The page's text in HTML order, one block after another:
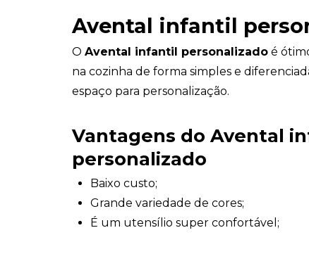
Avental infantil
O Avental infantil personalizado é
na cozinha de forma simples e
espaço para personalização.
Vantagens do Avental
personalizado
Baixo custo;
Grande variedade de cores;
É um utensílio super confortável;